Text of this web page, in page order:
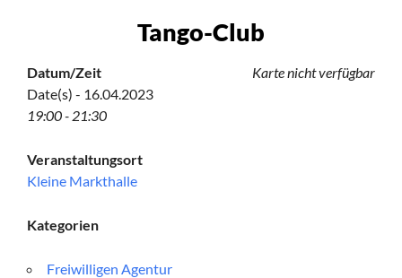
Tango-Club
Karte nicht verfügbar
Datum/Zeit
Date(s) - 16.04.2023
19:00 - 21:30
Veranstaltungsort
Kleine Markthalle
Kategorien
Freiwilligen Agentur